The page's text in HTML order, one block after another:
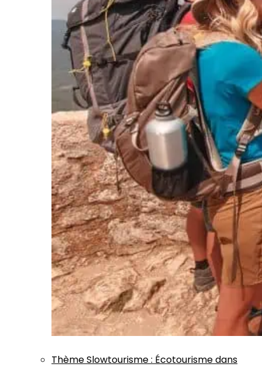
ThèmeSlowtourisme: Écotourisme dans